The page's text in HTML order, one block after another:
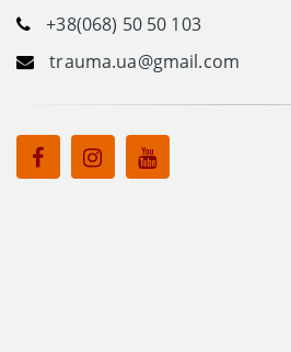
+38(068) 50 50 103
trauma.ua@gmail.com